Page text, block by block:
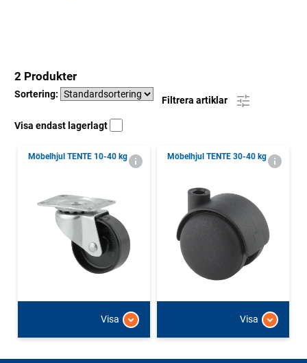
2 Produkter
Sortering:
Filtrera artiklar
Visa endast lagerlagt
Möbelhjul TENTE 10-40 kg
Visa
Möbelhjul TENTE 30-40 kg
Visa